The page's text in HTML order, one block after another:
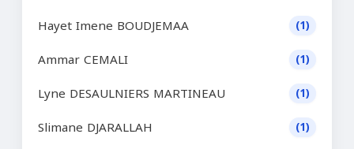
Hayet Imene BOUDJEMAA (1)
Ammar CEMALI (1)
Lyne DESAULNIERS MARTINEAU (1)
Slimane DJARALLAH (1)